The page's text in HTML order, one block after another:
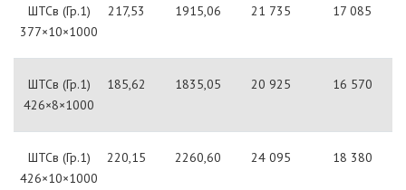
ШТСв (Гр.1)
377×10×1000
217,53 1915,06 21 735 17 085
ШТСв (Гр.1)
426×8×1000
185,62 1835,05 20 925 16 570
ШТСв (Гр.1)
426×10×1000
220,15 2260,60 24 095 18 380